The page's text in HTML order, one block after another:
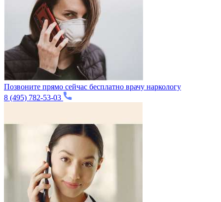
Позвоните прямо сейчас бесплатно врачу наркологу
8 (495) 782-53-03